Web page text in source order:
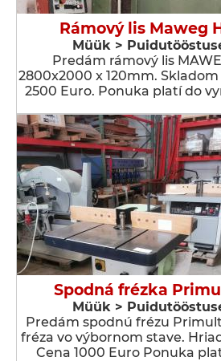
Rámový lis Maweg
Müük >
Predám rámový lis
2800x2000 x 120mm.
2500 Euro. Ponuka platí do
Spodná frézka
Müük >
Predám spodnú frézu
fréza vo výbornom stave.
Cena 1000 Euro Ponuka